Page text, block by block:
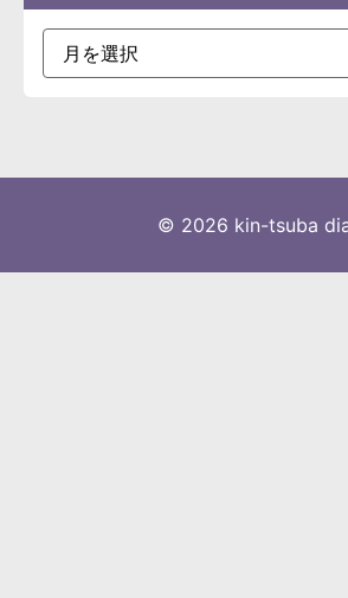
© 2026 kin-tsuba